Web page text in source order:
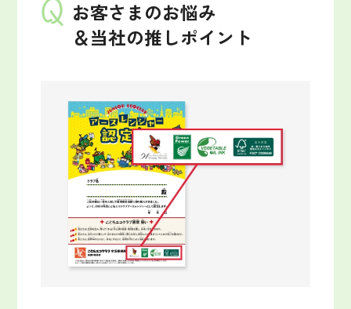
お客さまのお悩み
＆当社の推しポイント